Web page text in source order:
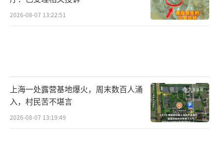
2026-08-07 13:22:51
上海一处露营基地爆火，周末数百人涌
入，村民苦不堪言
2026-08-07 13:19:49